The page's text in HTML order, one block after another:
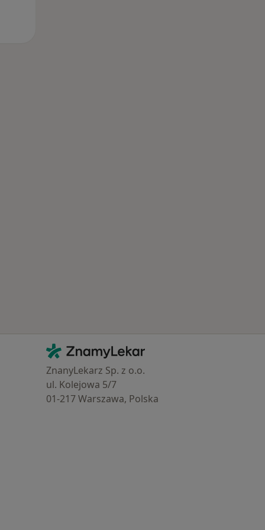
Kontakt
ZnamyLekar - Hlavní stránka
ZnanyLekarz Sp. z o.o.
ul. Kolejowa 5/7
01-217 Warszawa, Polska